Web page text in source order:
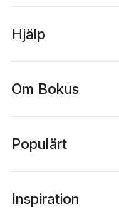
Hjälp
Om Bokus
Populärt
Inspiration